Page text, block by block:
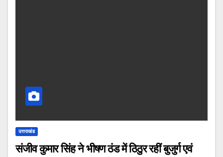
उत्तराखंड
संजीव कुमार सिंह ने भीषण ठंड में ठिठुर रहीं बुजुर्ग एवं